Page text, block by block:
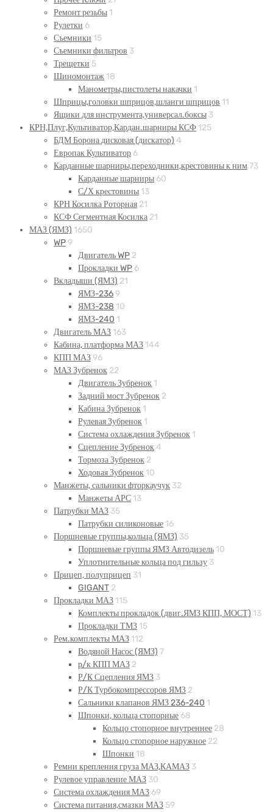
Ремонт резьбы 1
Рулетки 6
Съемники 15
Съемники фильтров 3
Трещетки 5
Шиномонтаж 18
Манометры,пистолеты накачки 1
Шприцы,головки шприцов,шланги шприцов 11
Ящики для инструмента,универсал.боксы 3
КРН,Плуг,Культиватор,Кардан.шарниры КСФ 125
БДМ Борона дисковая (дискатор) 4
Европак Культиватор 6
Карданные шарниры,переходники,крестовины к ним73
Карданные шарниры 60
С/Х крестовины 13
КРН Косилка Роторная 21
КСФ Сегментная Косилка 21
МАЗ (ЯМЗ) 1650
WP 9
Двигатель WP 2
Прокладки WP 6
Вкладыши (ЯМЗ) 21
ЯМЗ-236 9
ЯМЗ-238 10
ЯМЗ-240 1
Двигатель МАЗ 163
Кабина, платформа МАЗ 144
КПП МАЗ 96
МАЗ Зубренок 22
Двигатель Зубренок 1
Задний мост Зубренок 2
Кабина Зубренок 1
Рулевая Зубренок 1
Система охлаждения Зубренок 1
Сцепление Зубренок 4
Тормоза Зубренок 2
Ходовая Зубренок 10
Манжеты, сальники фторкаучук 32
Манжеты АРС 13
Патрубки МАЗ 35
Патрубки силиконовые 16
Поршневые группы,кольца (ЯМЗ) 35
Поршневые группы ЯМЗ Автодизель 10
Уплотнительные кольца под гильзу 3
Прицеп, полуприцеп 31
GIGANT 2
Прокладки МАЗ 115
Комплекты прокладок (двиг.ЯМЗ КПП, МОСТ) 13
Прокладки ТМЗ 15
Рем.комплекты МАЗ 112
Водяной Насос (ЯМЗ) 7
р/к КПП МАЗ 2
Р/К Сцепления ЯМЗ 3
Р/К Турбокомпрессоров ЯМЗ 2
Сальники клапанов ЯМЗ 236-240 1
Шпонки, кольца стопорные 68
Кольцо стопорное внутреннее 28
Кольцо стопорное наружное 22
Шпонки 18
Ремни крепления груза МАЗ,КАМАЗ 3
Рулевое управление МАЗ 30
Система охлаждения МАЗ 69
Система питания,смазки МАЗ 59